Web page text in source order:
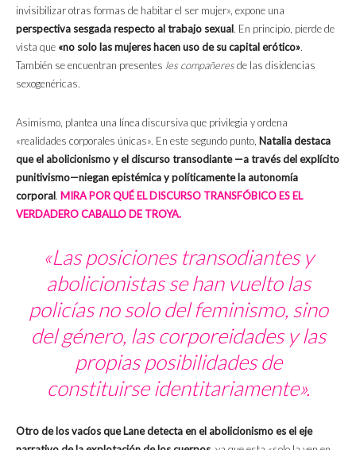
invisibilizar otras formas de habitar el ser mujer», expone una
perspectiva sesgada respecto al trabajo sexual. En principio, pierde de
vista que «no solo las mujeres hacen uso de su capital erótico».
También se encuentran presentes les compañeresde las disidencias
sexogenéricas.
Asimismo, plantea una línea discursiva que privilegia y ordena
«realidades corporales únicas». En este segundo punto, Natalia destaca
que el abolicionismo y el discurso transodiante —a través del explícito
punitivismo—niegan epistémica y políticamente la autonomía
corporal. MIRA POR QUÉ EL DISCURSO TRANSFÓBICO ES EL
VERDADERO CABALLO DE TROYA.
«Las posiciones transodiantes y
abolicionistas se han vuelto las
policías no solo del feminismo, sino
del género, las corporeidades y las
propias posibilidades de
constituirse identitariamente».
Otro de los vacíos que Lane detecta en el abolicionismo es el eje